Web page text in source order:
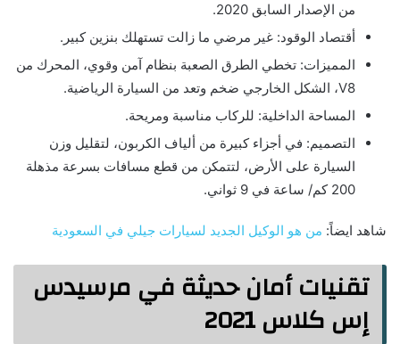
من الإصدار السابق 2020.
أقتصاد الوقود: غير مرضي ما زالت تستهلك بنزين كبير.
المميزات: تخطي الطرق الصعبة بنظام آمن وقوي، المحرك من
V8، الشكل الخارجي ضخم وتعد من السيارة الرياضية.
المساحة الداخلية: للركاب مناسبة ومريحة.
التصميم: في أجزاء كبيرة من ألياف الكربون، لتقليل وزن
السيارة على الأرض، لتتمكن من قطع مسافات بسرعة مذهلة
200 كم/ ساعة في 9 ثواني.
شاهد ايضاً: من هو الوكيل الجديد لسيارات جيلي في السعودية
تقنيات أمان حديثة في مرسيدس
إس كلاس 2021